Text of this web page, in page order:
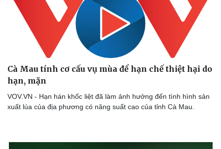
Cà Mau tính cơ cấu vụ mùa để hạn chế thiệt hại do
hạn, mặn
VOV.VN - Hạn hán khốc liệt đã làm ảnh hưởng đến tình hình sản
xuất lúa của địa phương có năng suất cao của tỉnh Cà Mau.